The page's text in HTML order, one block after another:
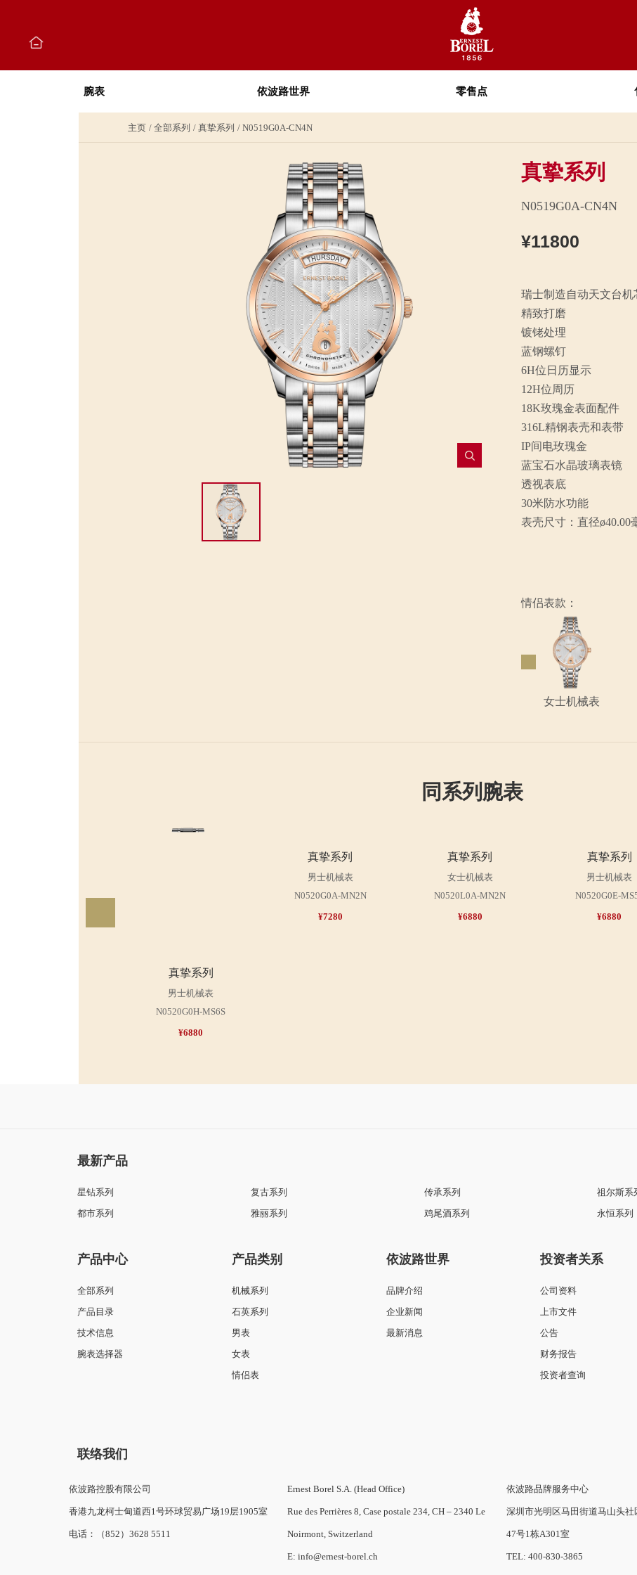
腕表 依波路世界 零售点
主页 全部系列 真挚系列 N0519G0A-CN4N
真挚系列
N0519G0A-CN4N
¥11800
瑞士制造自动天文台机
精致打磨
镀铑处理
蓝钢螺钉
6H位日历显示
12H位周历
18K玫瑰金表面配件
316L精钢表壳和表带
IP间电玫瑰金
蓝宝石水晶玻璃表镜
透视表底
30米防水功能
表壳尺寸：直径ø40.00
情侣表款：
女士机械表
同系列腕表
真挚系列
男士机械表
N0520G0H-MS6S
¥6880
真挚系列
女士机械表
N0520L0A-MN2N
¥6880
真挚系列
男士机械表
N0520G0E-
¥6880
最新产品
星钻系列 复古系列 传承系列 祖尔斯系
都市系列
雅丽系列 鸡尾酒系列 永恒系列
产品中心
全部系列
产品目录
技术信息
腕表选择器
产品类别
机械系列
石英系列
男表
女表
情侣表
依波路世界
品牌介绍
企业新闻
最新消息
投资者关系
公司资料
上市文件
公告
财务报告
投资者查询
联络我们
依波路控股有限公司
香港九龙柯士甸道西1号环球贸易广场19层1905室
电话：（852）3628 5511
Ernest Borel S.A. (Head Office)
Rue des Perrières 8, Case postale 234, CH – 2340 Le
Noirmont, Switzerland
E: info@ernest-borel.ch
依波路品牌服务中心
深圳市光明区马田街道马山头
47号1栋A301室
TEL: 400-830-3865